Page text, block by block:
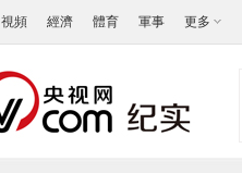
視頻 經濟 體育 軍事 更多